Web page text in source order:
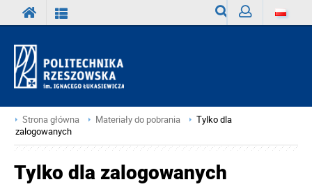
Strona główna Materiały do pobrania
Tylko dla
zalogowanych
Tylko dla zalogowanych